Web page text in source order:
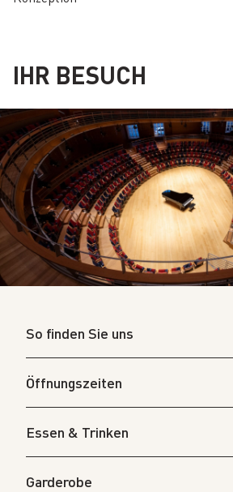
IHR BESUCH
So finden Sie uns
Öffnungszeiten
Essen & Trinken
Garderobe